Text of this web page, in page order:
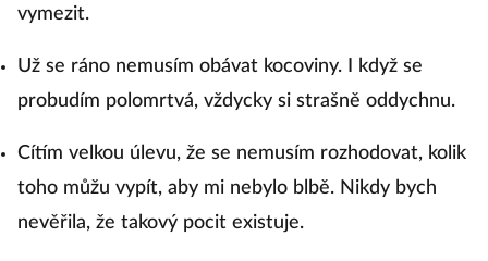
vymezit.
Už se ráno nemusím obávat kocoviny. I když se
probudím polomrtvá, vždycky si strašně oddychnu.
Cítím velkou úlevu, že se nemusím rozhodovat, kolik
toho můžu vypít, aby mi nebylo blbě. Nikdy bych
nevěřila, že takový pocit existuje.